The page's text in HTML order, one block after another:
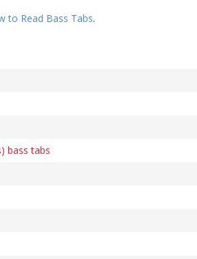
to Read Bass Tabs.
bass tabs